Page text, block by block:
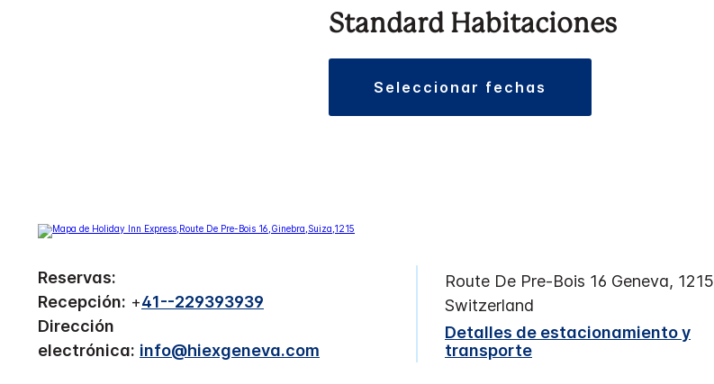
Standard Habitaciones
seleccionar fechas
Reservas:
Recepción: +41--229393939
Dirección
electrónica: info@hiexgeneva.com
Route De Pre-Bois 16 Geneva, 1215
Switzerland
Detalles de estacionamiento y
transporte